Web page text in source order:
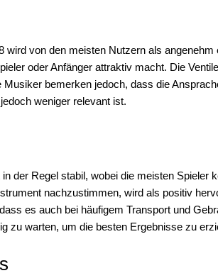
wird von den meisten Nutzern als
oder Anfänger attraktiv macht. Die
bemerken jedoch, dass die
weniger relevant ist.
der Regel stabil, wobei die meisten Spieler
nachzustimmen, wird als positiv
es auch bei häufigem Transport und
zu warten, um die besten Ergebnisse zu